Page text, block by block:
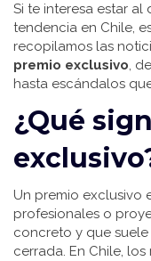
Si te interesa estar
tendencia en Chile,
recopilamos las
premio exclusivo,
hasta escándalos
¿Qué
Un premio exclusivo
profesionales o
concreto y que
cerrada. En Chile,